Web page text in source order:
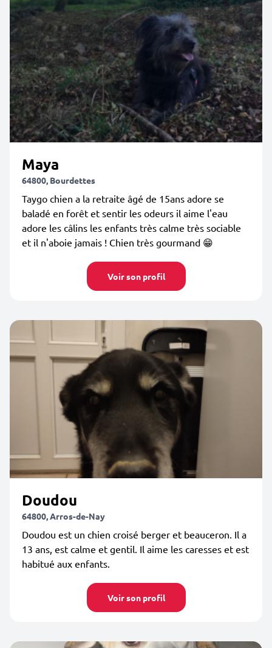
Maya
64800, Bourdettes
Taygo chien a la retraite âgé de 15ans adore se
baladé en forêt et sentir les odeurs il aime l'eau
adore les câlins les enfants très calme très sociable
et il n'aboie jamais ! Chien très gourmand 😁
Voir son profil
Doudou
64800, Arros-de-Nay
Doudou est un chien croisé berger et beauceron. Il a
13 ans, est calme et gentil. Il aime les caresses et est
habitué aux enfants.
Voir son profil